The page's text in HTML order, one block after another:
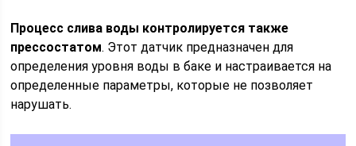
Процесс слива воды контролируется также
прессостатом. Этот датчик предназначен для
определения уровня воды в баке и настраивается на
определенные параметры, которые не позволяет
нарушать.